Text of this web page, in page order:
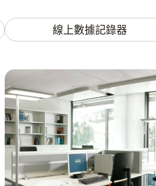
線上數據記錄器